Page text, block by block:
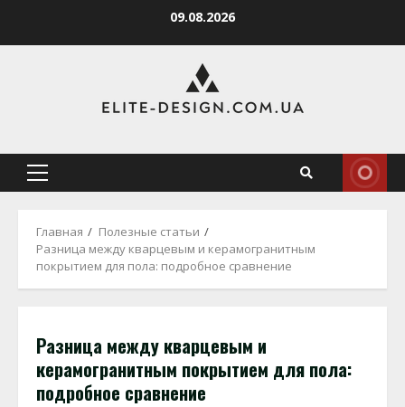
09.08.2026
Основное
Главная
Полезные статьи
Разница между кварцевым и керамогранитным
покрытием для пола: подробное сравнение
Разница между кварцевым и
керамогранитным покрытием для пола:
подробное сравнение